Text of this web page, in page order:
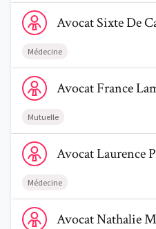
Voir le profil de AvocatSixte
AvocatSixteDe
Médecine
Voir le profil de AvocatFrance
AvocatFrance
Mutuelle
Voir le profil de
AvocatLaurence
Médecine
Voir le profil de
AvocatNathalie